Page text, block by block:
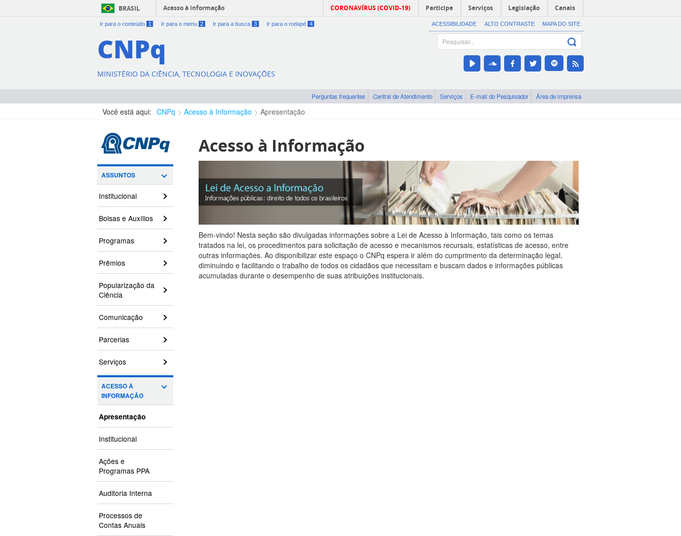
BRASIL Acesso à informação CORONAVÍRUS (COVID-19) Participe Serviços Legislação Canais
Ir para o conteúdo 1 Ir para o menu 2 Ir para a busca 3 Ir para o rodapé 4 ACESSIBILIDADE ALTO CONTRASTE MAPA DO SITE
CNPq
MINISTÉRIO DA CIÊNCIA, TECNOLOGIA E INOVAÇÕES
Perguntas frequentes Central de Atendimento Serviços E-mail do Pesquisador Área de imprensa
Você está aqui: CNPq Acesso à Informação Apresentação
ASSUNTOS
Institucional
Bolsas e Auxílios
Programas
Prêmios
Popularização da
Ciência
Comunicação
Parcerias
Serviços
ACESSO À
INFORMAÇÃO
Apresentação
Institucional
Ações e
Programas PPA
Auditoria Interna
Processos de
Contas Anuais
Acesso à Informação
Bem-vindo! Nesta seção são divulgadas informações sobre a Lei de Acesso à Informação, tais como os temas
tratados na lei, os procedimentos para solicitação de acesso e mecanismos recursais, estatísticas de acesso, entre
outras informações. Ao disponibilizar este espaço o CNPq espera ir além do cumprimento da determinação legal,
diminuindo e facilitando o trabalho de todos os cidadãos que necessitam e buscam dados e informações públicas
acumuladas durante o desempenho de suas atribuições institucionais.